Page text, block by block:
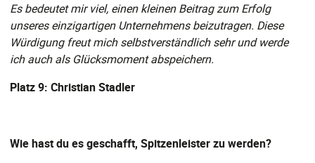
Es bedeutet mir viel, einen kleinen Beitrag zum Erfolg
unseres einzigartigen Unternehmens beizutragen. Diese
Würdigung freut mich selbstverständlich sehr und werde
ich auch als Glücksmoment abspeichern.
Platz 9: Christian Stadler
Wie hast du es geschafft, Spitzenleister zu werden?